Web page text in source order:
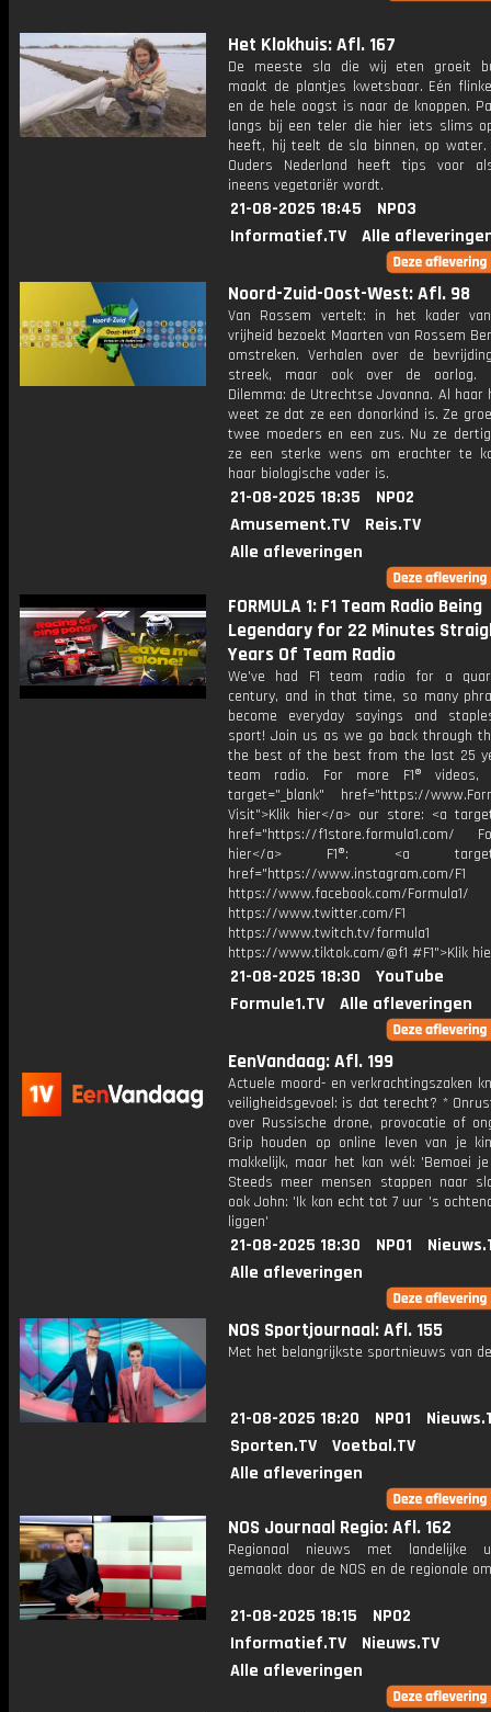
Het Klokhuis: Afl. 167
De meeste sla die wij eten groeit
maakt de plantjes kwetsbaar. Eén
en de hele oogst is naar de knoppen.
langs bij een teler die hier iets slims
heeft, hij teelt de sla binnen, op water.
Ouders Nederland heeft tips voor
ineens vegetariër wordt.
21-08-2025 18:45
NPO3
Informatief.TV
Alle
Noord-Zuid-Oost-West: Afl. 98
Van Rossem vertelt: in het kader
vrijheid bezoekt Maarten van Rossem
omstreken. Verhalen over de
streek, maar ook over de oorlog.
Dilemma: de Utrechtse Jovanna. Al haar
weet ze dat ze een donorkind is. Ze
twee moeders en een zus. Nu ze
ze een sterke wens om erachter te
haar biologische vader is.
21-08-2025 18:35
NPO2
Amusement.TV
Reis.TV
Alle afleveringen
FORMULA 1: F1 Team Radio Being
Legendary for 22 Minutes
Years Of Team Radio
We've had F1 team radio for a
century, and in that time, so many
become everyday sayings and
sport! Join us as we go back through
the best of the best from the last 25
team radio. For more F1®
target="_blank" href="https://
Visit">Klik hier</a> our store: <a
href="https://f1store.formula1.com/
hier</a> F1®: <a
href="https://www.instagram.com/F1
https://www.facebook.com/Formula1/
https://www.twitter.com/F1
https://www.twitch.tv/formula1
https://www.tiktok.com/@f1 #F1">Klik
21-08-2025 18:30
YouTube
Formule1.TV
Alle afleveringen
EenVandaag: Afl. 199
Actuele moord- en verkrachtingszaken
veiligheidsgevoel: is dat terecht? *
over Russische drone, provocatie of
Grip houden op online leven van je
makkelijk, maar het kan wél: 'Bemoei
Steeds meer mensen stappen naar
ook John: 'Ik kon echt tot 7 uur 's
liggen'
21-08-2025 18:30 NPO1
Alle afleveringen
NOS Sportjournaal: Afl. 155
Met het belangrijkste sportnieuws van
21-08-2025 18:20 NPO1
Sporten.TV
Voetbal.TV
Alle afleveringen
NOS Journaal Regio: Afl. 162
Regionaal nieuws met landelijke
gemaakt door de NOS en de regionale
21-08-2025 18:15
NPO2
Informatief.TV
Nieuws.TV
Alle afleveringen